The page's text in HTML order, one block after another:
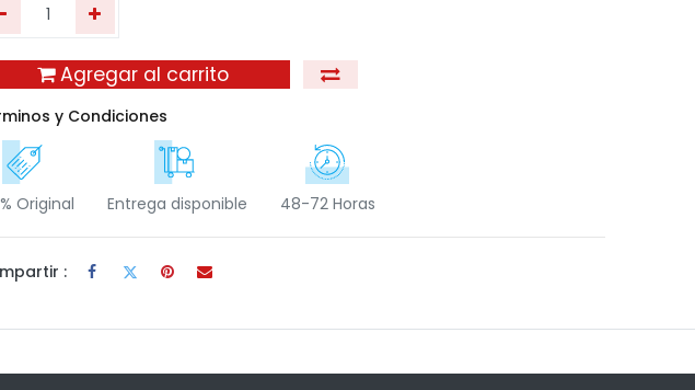
Agregar al carrito
y Condiciones
Original Entrega disponible 48-72 Horas
: